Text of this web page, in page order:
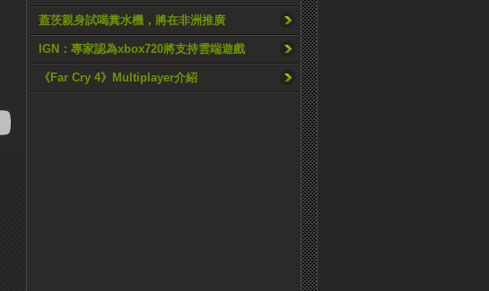
蓋茨親身試喝糞水機，將在非洲推廣
IGN：專家認為xbox720將支持雲端遊戲
《Far Cry 4》Multiplayer介紹